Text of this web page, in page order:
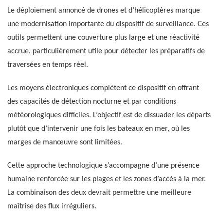
Le déploiement annoncé de drones et d’hélicoptères marque
une modernisation importante du dispositif de surveillance. Ces
outils permettent une couverture plus large et une réactivité
accrue, particulièrement utile pour détecter les préparatifs de
traversées en temps réel.
Les moyens électroniques complètent ce dispositif en offrant
des capacités de détection nocturne et par conditions
météorologiques difficiles. L’objectif est de dissuader les départs
plutôt que d’intervenir une fois les bateaux en mer, où les
marges de manœuvre sont limitées.
Cette approche technologique s’accompagne d’une présence
humaine renforcée sur les plages et les zones d’accès à la mer.
La combinaison des deux devrait permettre une meilleure
maîtrise des flux irréguliers.